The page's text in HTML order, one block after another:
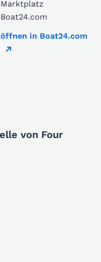
Marktplatz
Boat24.com
öffnen in Boat24.com
von Four